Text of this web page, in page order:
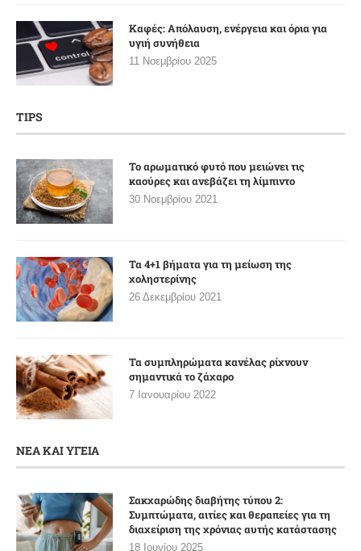
Καφές: Απόλαυση, ενέργεια και όρια για
υγιή συνήθεια
11 Νοεμβρίου 2025
TIPS
Το αρωματικό φυτό που μειώνει τις
καούρες και ανεβάζει τη λίμπιντο
30 Νοεμβρίου 2021
Τα 4+1 βήματα για τη μείωση της
χοληστερίνης
26 Δεκεμβρίου 2021
Τα συμπληρώματα κανέλας ρίχνουν
σημαντικά το ζάχαρο
7 Ιανουαρίου 2022
ΝΕΑ ΚΑΙ ΥΓΕΙΑ
Σακχαρώδης διαβήτης τύπου 2:
Συμπτώματα, αιτίες και θεραπείες για τη
διαχείριση της χρόνιας αυτής κατάστασης
18 Ιουνίου 2025